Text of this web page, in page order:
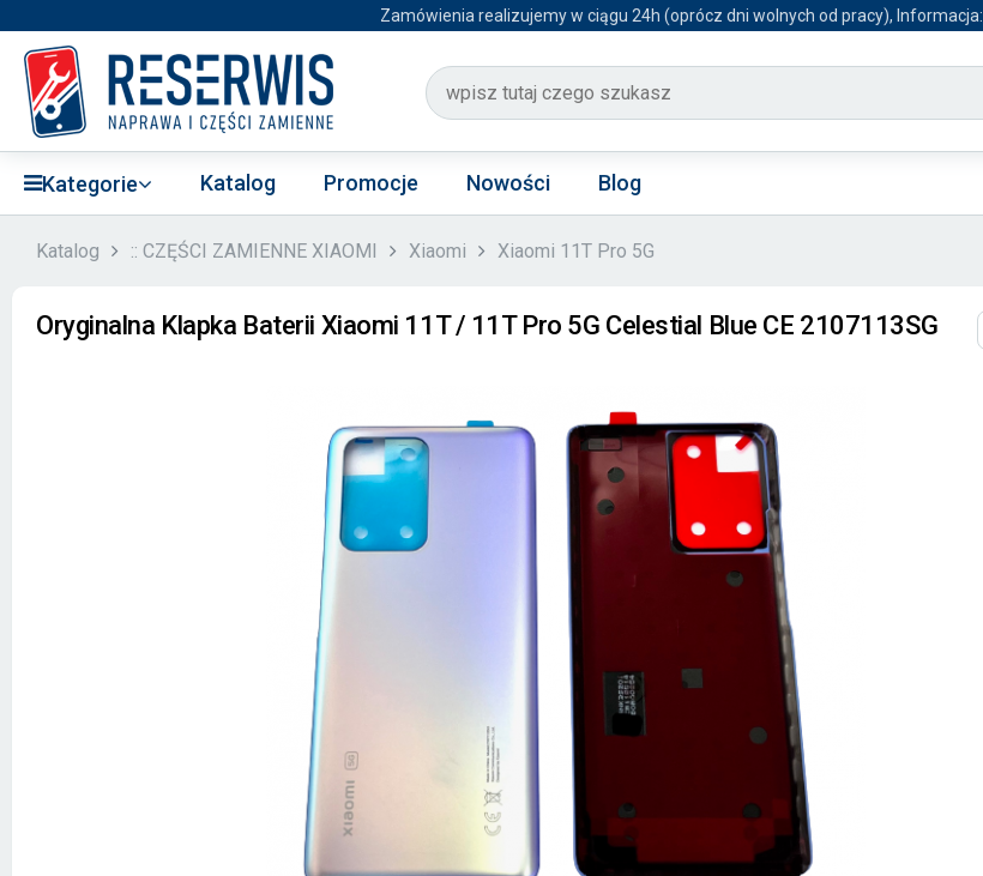
Zamówienia realizujemy w ciągu 24h (oprócz dni wolnych od pracy), Informacja:
Kategorie Katalog Promocje Nowości Blog
Katalog :: CZĘŚCI ZAMIENNE XIAOMI Xiaomi Xiaomi 11T Pro 5G
Oryginalna Klapka Baterii Xiaomi 11T / 11T Pro 5G Celestial Blue CE 2107113SG